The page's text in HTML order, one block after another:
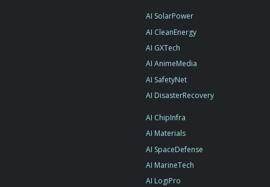
AI SolarPower
AI CleanEnergy
AI GXTech
AI AnimeMedia
AI SafetyNet
AI DisasterRecovery
AI ChipInfra
AI Materials
AI SpaceDefense
AI MarineTech
AI LogiPro